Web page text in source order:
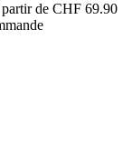
partir de CHF 69.90